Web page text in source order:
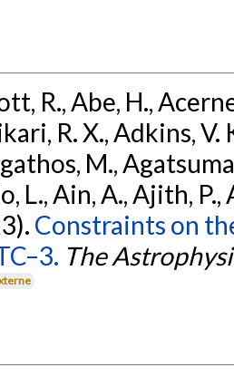
R., Abe, H.,
R. X., Adkins, V.
M.,
L., Ain, A., Ajith, P.,
Constraints on
The